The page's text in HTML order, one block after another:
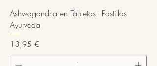
Ashwagandha en Tabletas - Pastillas
Ayurveda
Precio
13,95 €